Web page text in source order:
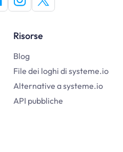
Risorse
Blog
File dei loghi di systeme.io
Alternative asysteme.io
API pubbliche